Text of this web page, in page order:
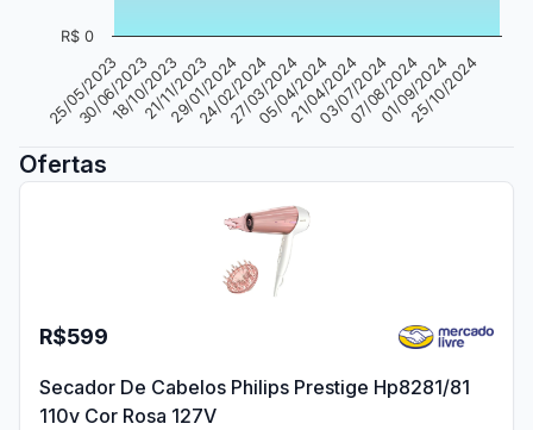
25/05/2023
30/06/2023
18/10/2023
21/11/2023
29/01/2024
24/02/2024
27/03/2024
05/04/2024
21/04/2024
03/07/2024
07/08/2024
01/09/2024
25/10/2024
R$ 0
Ofertas
R$599
Secador De Cabelos Philips Prestige Hp8281/81
110v Cor Rosa 127V